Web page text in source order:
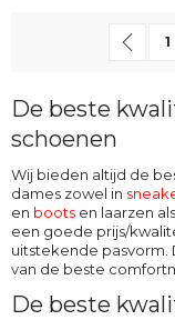
Pagina
1
De beste
schoenen
Wij bieden altijd de
dames zowel in
en boots en laarzen
een goede prijs/
uitstekende pasvorm.
van de beste
De beste